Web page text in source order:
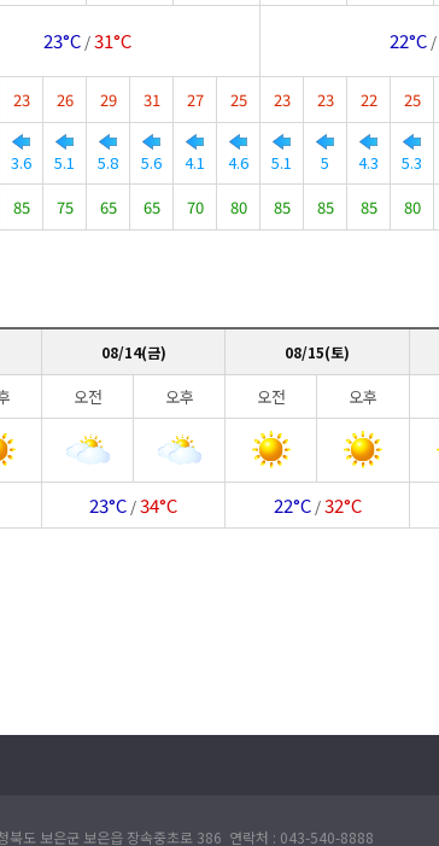
23°C/31°C 22°C /
23 26 29 31 27 25 23 23 22 25
3.6 5.1 5.8 5.6 4.1 4.6 5.1 5 4.3 5.3
85 75 65 65 70 80 85 85 85 80
08/14(금) 08/15(토)
오전 오후 오전 오후
23°C /34°C 22°C/32°C
북도 보은군 보은읍 장속중초로 386 연락처 : 043-540-8888